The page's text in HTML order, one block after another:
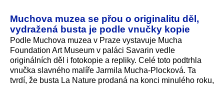
Muchova muzea se přou o originalitu děl,
vydražená busta je podle vnučky kopie
Podle Muchova muzea v Praze vystavuje Mucha
Foundation Art Museum v paláci Savarin vedle
originálních děl i fotokopie a repliky. Celé toto podtrhla
vnučka slavného malíře Jarmila Mucha-Plocková. Ta
tvrdí, že busta La Nature prodaná na konci minulého roku,